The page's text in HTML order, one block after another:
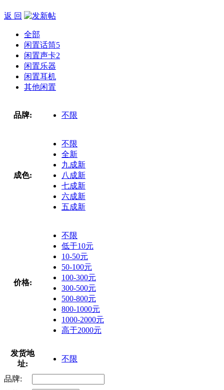
返 回
全部
闲置话筒5
闲置声卡2
闲置乐器
闲置耳机
其他闲置
品牌: 不限
成色:
不限
全新
九成新
八成新
七成新
六成新
五成新
价格:
不限
低于10元
10-50元
50-100元
100-300元
300-500元
500-800元
800-1000元
1000-2000元
高于2000元
发货地
址:
不限
品牌: